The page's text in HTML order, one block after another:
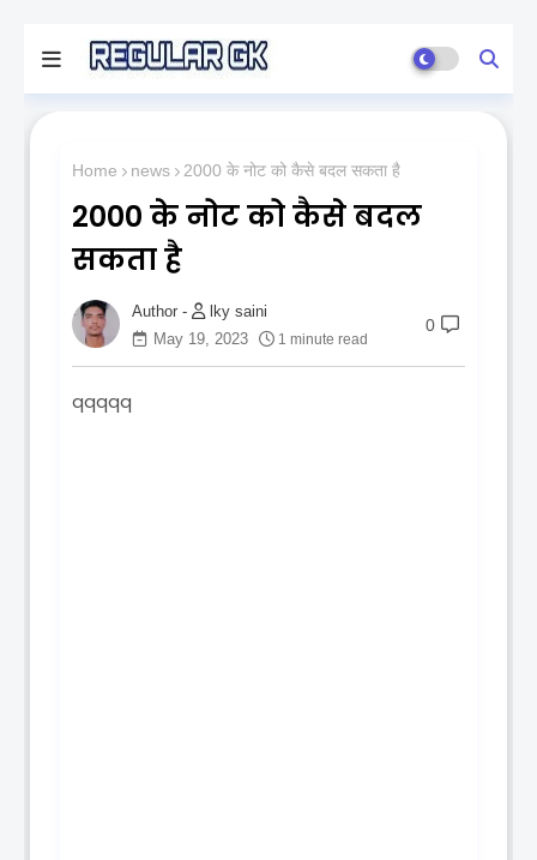
Home news 2000 के नोट को कैसे बदल सकता है
2000 के नोट को कैसे बदल
सकता है
lky saini
May 19, 2023
1 minute read
0
qqqqq